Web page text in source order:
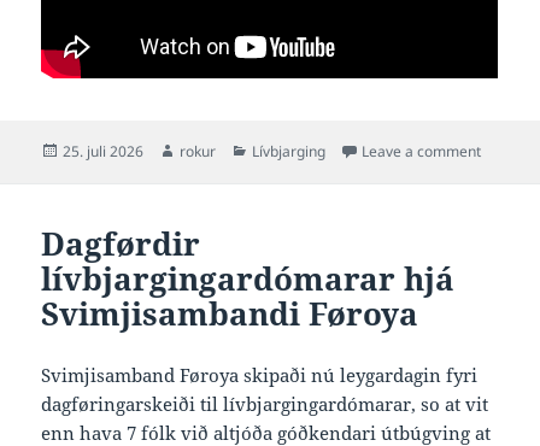
Posted
25. juli 2026 Author
rokur Categories
Lívbjarging Leave a commenton
Dagførdir
lívbjargingardómarar hjá
Svimjisambandi Føroya
Svimjisamband Føroya skipaði nú leygardagin fyri
dagføringarskeiði til lívbjargingardómarar, so at vit
enn hava 7 fólk við altjóða góðkendari útbúgving at